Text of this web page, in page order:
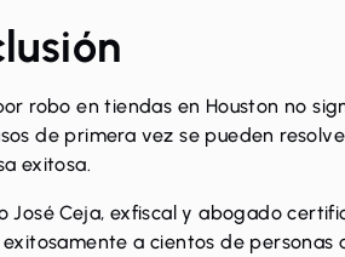
robo en tiendas en Houston no
de primera vez se pueden
exitosa.
José Ceja, exfiscal y abogado
a cientos de personas